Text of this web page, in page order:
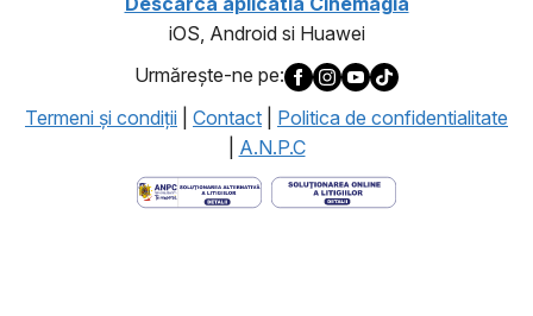
iOS, Android si Huawei
Urmăreşte-ne pe:
Termeni şi condiţii
Contact
Politica de confidentialitate
A.N.P.C